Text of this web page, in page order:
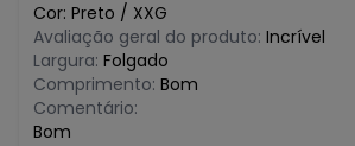
Cor: Preto / XXG
Avaliação geral do produto: Incrível
Largura: Folgado
Comprimento: Bom
Comentário:
Bom